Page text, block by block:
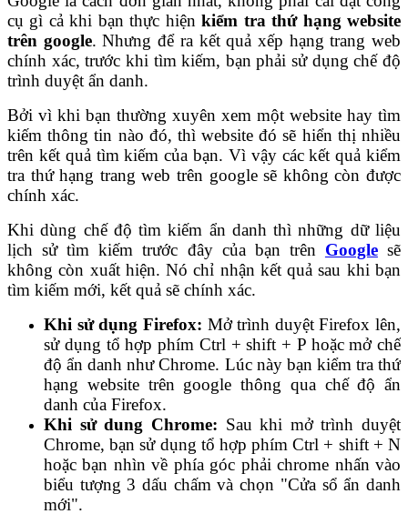
cụ gì cả khi bạn thực hiệnkiểm tra thứ hạng website
trên google. Nhưng để ra kết quả xếp hạng trang web
chính xác, trước khi tìm kiếm, bạn phải sử dụng chế độ
trình duyệt ẩn danh.
Bởi vì khi bạn thường xuyên xem một website hay tìm
kiếm thông tin nào đó, thì website đó sẽ hiển thị nhiều
trên kết quả tìm kiếm của bạn. Vì vậy các kết quả kiểm
tra thứ hạng trang web trên google sẽ không còn được
chính xác.
Khi dùng chế độ tìm kiếm ẩn danh thì những dữ liệu
lịch sử tìm kiếm trước đây của bạn trên Googlesẽ
không còn xuất hiện. Nó chỉ nhận kết quả sau khi bạn
tìm kiếm mới, kết quả sẽ chính xác.
Khi sử dụng Firefox: Mở trình duyệt Firefox lên,
sử dụng tổ hợp phím Ctrl + shift + P hoặc mở chế
độ ẩn danh như Chrome. Lúc này bạn kiểm tra thứ
hạng website trên google thông qua chế độ ẩn
danh của Firefox.
Khi sử dung Chrome: Sau khi mở trình duyệt
Chrome, bạn sử dụng tổ hợp phím Ctrl + shift + N
hoặc bạn nhìn về phía góc phải chrome nhấn vào
biểu tượng 3 dấu chấm và chọn "Cửa sổ ẩn danh
mới".